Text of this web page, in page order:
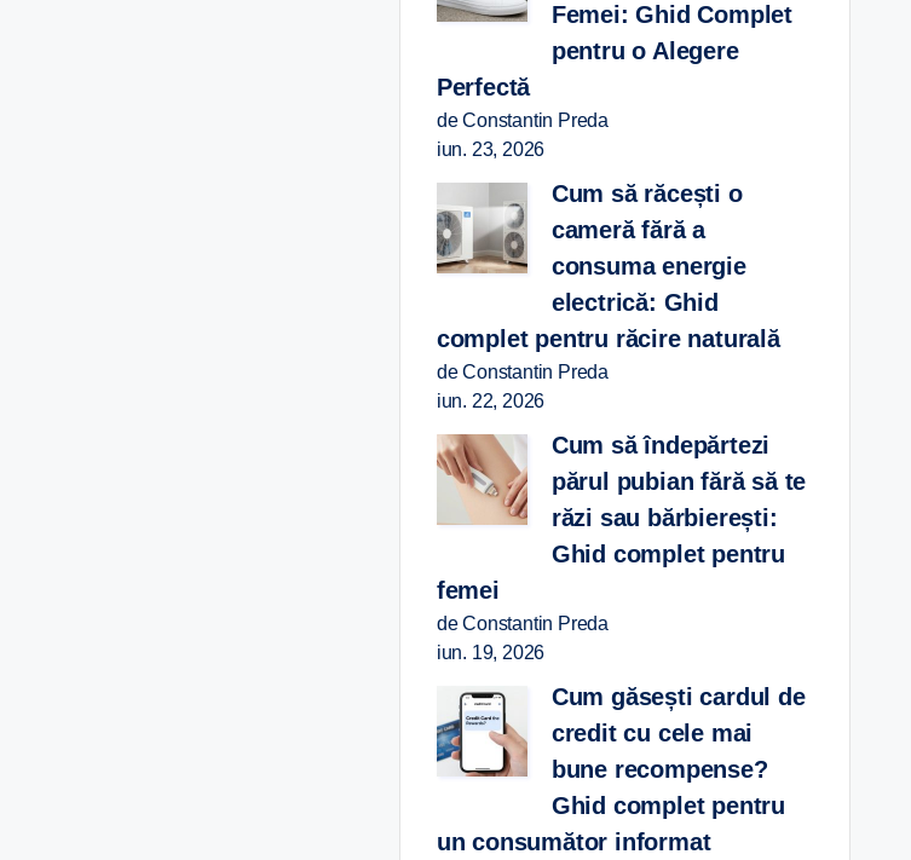
Femei: Ghid Complet
pentru o Alegere
Perfectă
de Constantin Preda
iun. 23, 2026
Cum să răcești o
cameră fără a
consuma energie
electrică: Ghid
complet pentru răcire naturală
de Constantin Preda
iun. 22, 2026
Cum să îndepărtezi
părul pubian fără să te
răzi sau bărbierești:
Ghid complet pentru
femei
de Constantin Preda
iun. 19, 2026
Cum găsești cardul de
credit cu cele mai
bune recompense?
Ghid complet pentru
un consumător informat